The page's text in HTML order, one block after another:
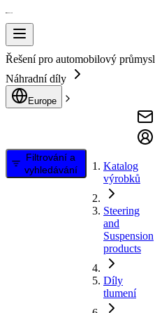
Řešení pro automobilový průmysl
Náhradní díly
Europe
Filtrování a
vyhledávání
Katalog
výrobků
Steering
and
Suspension
products
Díly
tlumení